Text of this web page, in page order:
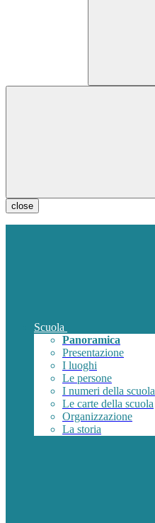
close
Scuola
Panoramica
Presentazione
I luoghi
Le persone
I numeri della scuola
Le carte della scuola
Organizzazione
La storia